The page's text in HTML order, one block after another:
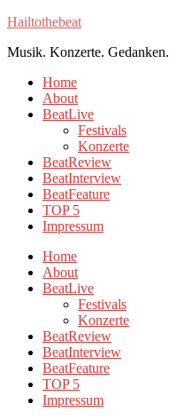
Hailtothebeat
Musik. Konzerte. Gedanken.
Home
About
BeatLive
Festivals
Konzerte
BeatReview
BeatInterview
BeatFeature
TOP 5
Impressum
Home
About
BeatLive
Festivals
Konzerte
BeatReview
BeatInterview
BeatFeature
TOP 5
Impressum